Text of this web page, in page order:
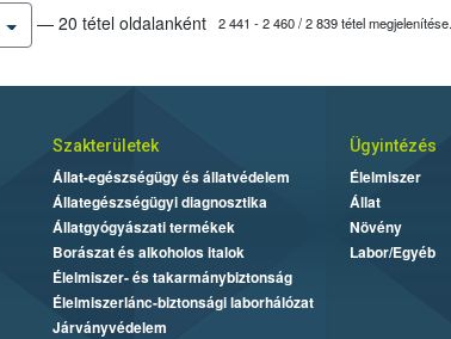
— 20 tétel oldalanként 2 441 - 2 460 / 2 839 tétel megjelenítése.
Szakterületek
Állat-egészségügy és állatvédelem
Állategészségügyi diagnosztika
Állatgyógyászati termékek
Borászat és alkoholos italok
Élelmiszer- és takarmánybiztonság
Élelmiszerlánc-biztonsági laborhálózat
Járványvédelem
Ügyintézés
Élelmiszer
Állat
Növény
Labor/Egyéb